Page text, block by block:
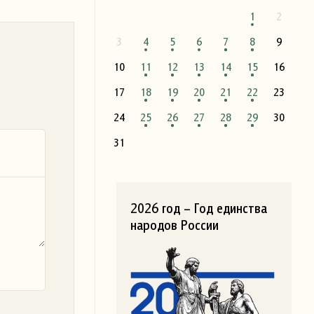
1
2
3
4 5 6 7 8
9
10
11 12 13 14 15
16
17
18 19 20 21 22
23
24
25 26 27 28 29
30
31
2026 год – Год единства
народов России